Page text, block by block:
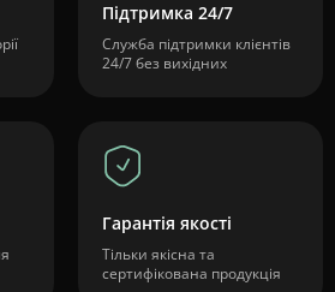
Підтримка 24/7
Служба підтримки клієнтів
24/7 без вихідних
Гарантія якості
Тільки якісна та
сертифікована продукція